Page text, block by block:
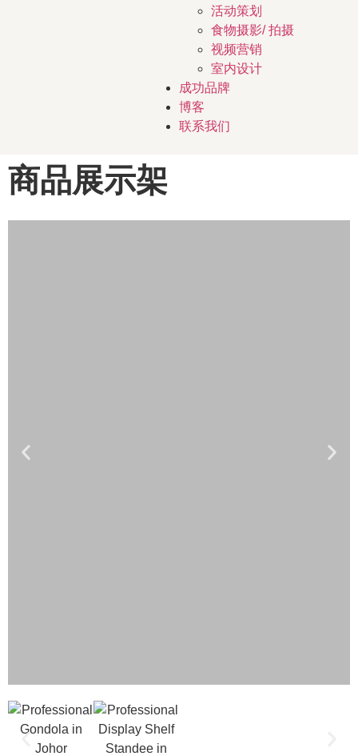
活动策划
食物摄影/ 拍摄
视频营销
室内设计
成功品牌
博客
联系我们
商品展示架